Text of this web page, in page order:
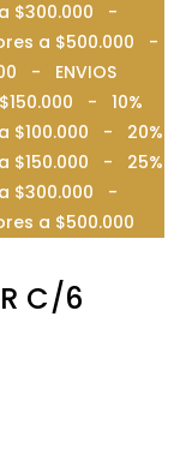
$300.000 -
a $500.000 -
- ENVIOS
- 10%
$100.000 - 20%
$150.000 - 25%
$300.000 -
a $500.000
C/6